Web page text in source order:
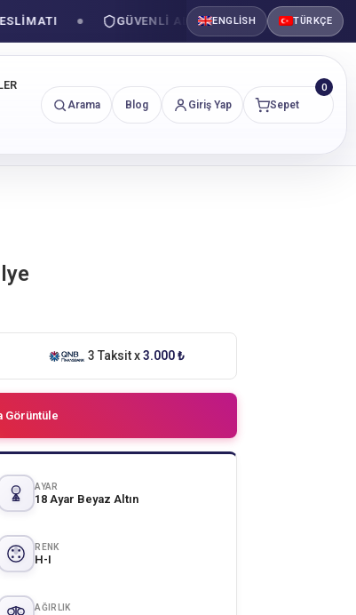
ENGLISH TÜRKÇE
GÜVENLI ALIŞVERIŞ
Arama Blog Giriş Yap Sepet
0
3 Taksit x3.000 ₺
Görüntüle
AYAR
18 Ayar Beyaz Altın
RENK
H-I
AĞIRLIK